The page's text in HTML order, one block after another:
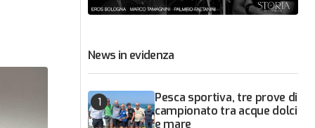
News in evidenza
Pesca sportiva, tre prove di
campionato tra acque dolci
e mare